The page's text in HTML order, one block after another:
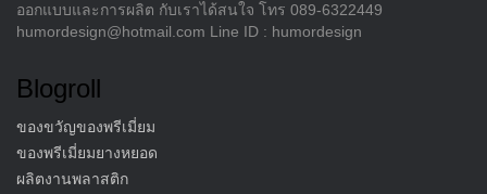
ออกแบบและการผลิต กับเราได้สนใจ โทร 089-6322449
humordesign@hotmail.com Line ID : humordesign
Blogroll
ของขวัญของพรีเมี่ยม
ของพรีเมี่ยมยางหยอด
ผลิตงานพลาสติก